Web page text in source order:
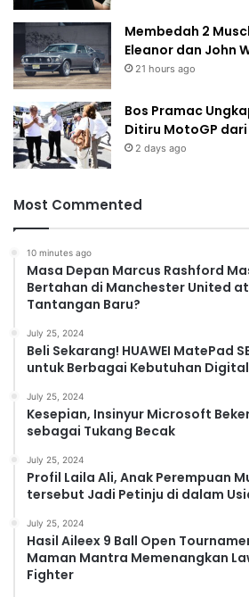
Membedah 2
Eleanor dan John
21 hours ago
Bos Pramac
Ditiru MotoGP dari
2 days ago
Most Commented
10 minutes ago
Masa Depan Marcus Rashford
Bertahan di Manchester United
Tantangan Baru?
July 25, 2024
Beli Sekarang! HUAWEI MatePad
untuk Berbagai Kebutuhan
July 25, 2024
Kesepian, Insinyur Microsoft
sebagai Tukang Becak
July 25, 2024
Profil Laila Ali, Anak Perempuan
tersebut Jadi Petinju di dalam
July 25, 2024
Hasil Aileex 9 Ball Open
Maman Mantra Memenangkan
Fighter